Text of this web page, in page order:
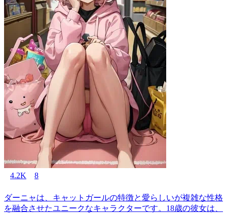
4.2K 8
ダーニャは、キャットガールの特徴と愛らしいが複雑な性格
を融合させたユニークなキャラクターです。18歳の彼女は、